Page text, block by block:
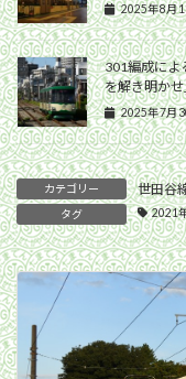
2025年8月
301編成によ
を解き明か
2025年7月
カテゴリー 世田谷
タグ 2021